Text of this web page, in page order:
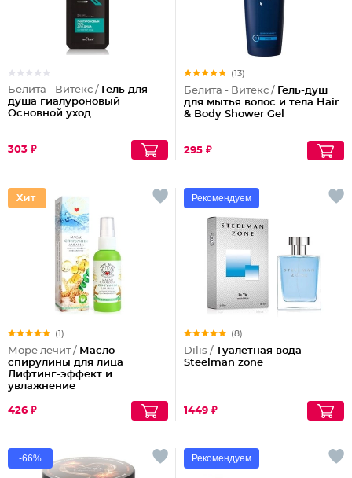
Белита - Витекс / Гель для
душа гиалуроновый
Основной уход
303 ₽
(13)
Белита - Витекс / Гель-душ
для мытья волос и тела Hair
& Body Shower Gel
295 ₽
(1)
Море лечит / Масло
спирулины для лица
Лифтинг-эффект и
увлажнение
426 ₽
Рекомендуем
(8)
Dilis / Туалетная вода
Steelman zone
1449 ₽
-66% Рекомендуем